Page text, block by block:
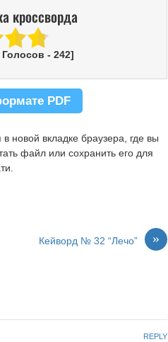
кроссворда
- 242]
PDF
новой вкладке браузера, где вы
файл или сохранить его для
»
Кейворд № 32 “Лечо”
REPLY